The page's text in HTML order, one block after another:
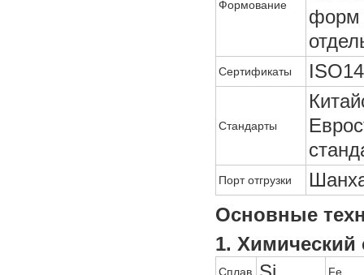
Формование
форм
Сертификаты
Стандарты
Порт отгрузки
Основные
1. Химический
Сплав Fe